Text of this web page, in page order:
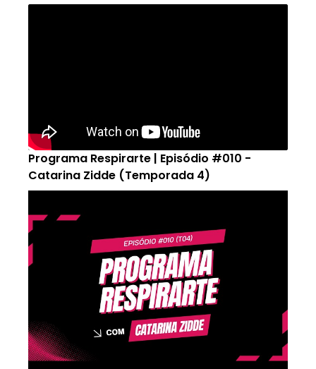
Programa Respirarte | Episódio #010 -
Catarina Zidde (Temporada 4)